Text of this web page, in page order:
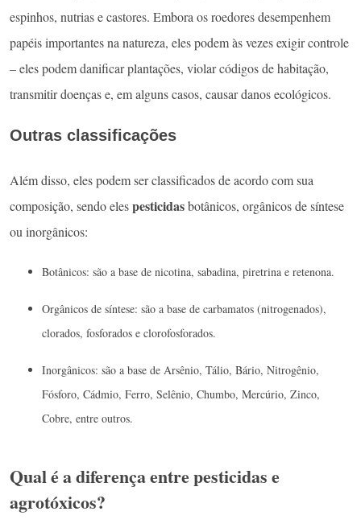
espinhos, nutrias e castores. Embora os roedores desempenhem
papéis importantes na natureza, eles podem às vezes exigir controle
– eles podem danificar plantações, violar códigos de habitação,
transmitir doenças e, em alguns casos, causar danos ecológicos.
Outras classificações
Além disso, eles podem ser classificados de acordo com sua
composição, sendo elespesticidasbotânicos, orgânicos de síntese
ou inorgânicos:
Botânicos: são a base de nicotina, sabadina, piretrina e retenona.
Orgânicos de síntese: são a base de carbamatos (nitrogenados),
clorados, fosforados e clorofosforados.
Inorgânicos: são a base de Arsênio, Tálio, Bário, Nitrogênio,
Fósforo, Cádmio, Ferro, Selênio, Chumbo, Mercúrio, Zinco,
Cobre, entre outros.
Qual é a diferença entre pesticidas e
agrotóxicos?